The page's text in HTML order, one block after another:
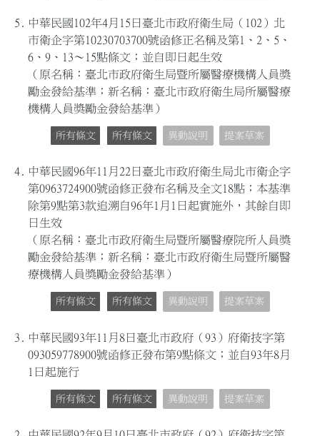
5.
中華民國102年4月15日臺北市政府衛生局（102）北
市衛企字第10230703700號函修正名稱及第1、2、5、
6、9、13～15點條文；並自即日起生效
（原名稱：臺北市政府衛生局暨所屬醫療機構人員獎
勵金發給基準；新名稱：臺北市政府衛生局所屬醫療
機構人員獎勵金發給基準）
所有條文 所有條文 異動說明 提案草案
4. 中華民國96年11月22日臺北市政府衛生局北市衛企字
第0963724900號函修正發布名稱及全文18點；本基準
除第9點第3款追溯自96年1月1日起實施外，其餘自即
日生效
（原名稱：臺北市政府衛生局暨所屬醫療院所人員獎
勵金發給基準；新名稱：臺北市政府衛生局暨所屬醫
療機構人員獎勵金發給基準）
所有條文 所有條文 異動說明 提案草案
3.
中華民國93年11月8日臺北市政府（93）府衛技字第
093059778900號函修正發布第9點條文；並自93年8月
1日起施行
所有條文 所有條文 異動說明 提案草案